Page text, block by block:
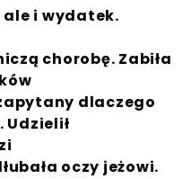
i wydatek.
chorobę. Zabiła
dlaczego
Udzielił
oczy jeżowi.